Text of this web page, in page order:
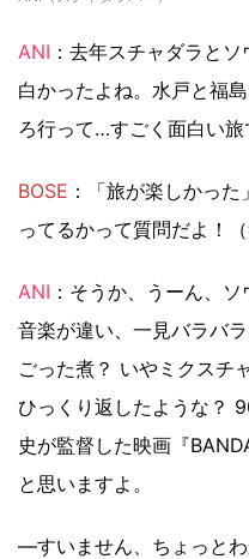
ANI ：去年スチャダラと
白かったよね。水戸と福
ろ行って…すごく面白い旅
BOSE ：「旅が楽しかっ
ってるかって質問だよ！（
ANI ：そうか、うーん、
音楽が違い、一見バラバ
ごった煮？ いやミクス
ひっくり返したような？
史が監督した映画『
と思いますよ。
―すいません、ちょっとわ